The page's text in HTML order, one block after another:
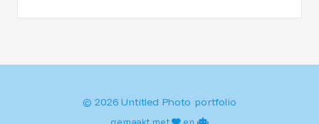
© 2026 Untitled Photo portfolio